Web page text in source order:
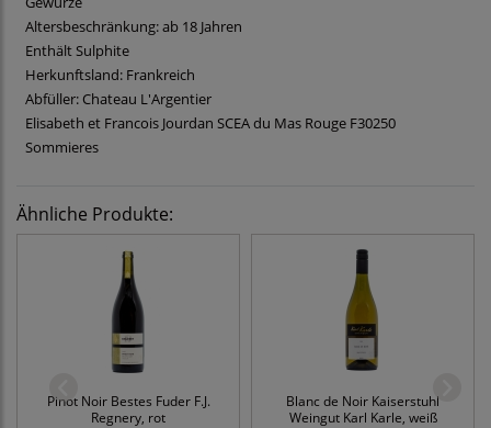
Altersbeschränkung: ab 18 Jahren
Enthält Sulphite
Herkunftsland: Frankreich
Abfüller: Chateau L'Argentier
Elisabeth et Francois Jourdan SCEA du Mas Rouge F30250
Sommieres
Ähnliche Produkte:
Pinot Noir Bestes Fuder F.J.
Regnery, rot
Blanc de Noir Kaiserstuhl
Weingut Karl Karle, weiß